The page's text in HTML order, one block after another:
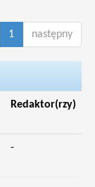
1 następny
Redaktor(rzy)
-